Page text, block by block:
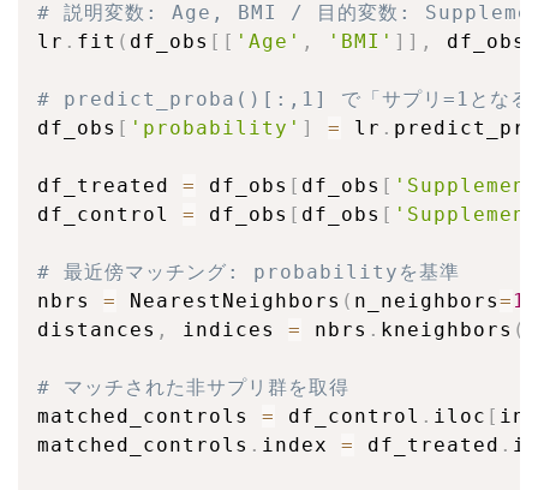
# 説明変数: Age, BMI / 目的変数:
lr . fit ( df_obs [ [ 'Age' , 'BMI' ] ] , df_obs
# predict_proba()[:,1] で「サプリ=1となる確
df_obs [ 'probability' ] = lr .
df_treated = df_obs [ df_obs [
df_control = df_obs [ df_obs [
# 最近傍マッチング: probabilityを基準
nbrs = NearestNeighbors ( n_neighbors= 1
distances , indices = nbrs . kneighbors (
# マッチされた非サプリ群を取得
matched_controls = df_control . iloc [
matched_controls . index = df_treated .